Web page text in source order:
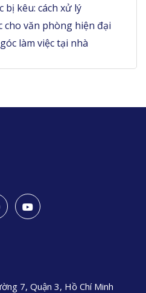
bị kêu: cách xử lý
cho văn phòng hiện đại
làm việc tại nhà
7, Quận 3, Hồ Chí Minh